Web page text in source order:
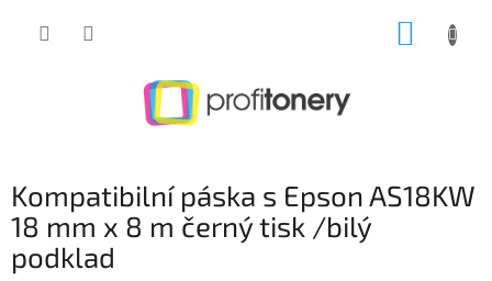
Kompatibilní páska s Epson AS18KW
18 mm x 8 m černý tisk /bilý
podklad